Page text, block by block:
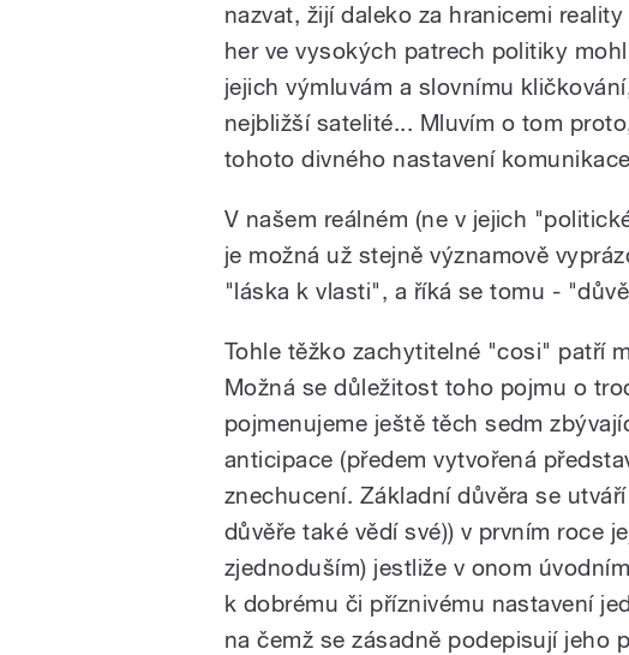
nazvat, žijí daleko za hranicemi
her ve vysokých patrech politiky
jejich výmluvám a slovnímu
nejbližší satelité... Mluvím o tom
tohoto divného nastavení
V našem reálném (ne v jejich
je možná už stejně významově
"láska k vlasti", a říká se tomu -
Tohle těžko zachytitelné "cosi" patří
Možná se důležitost toho pojmu o
pojmenujeme ještě těch sedm
anticipace (předem vytvořená
znechucení. Základní důvěra se
důvěře také vědí své)) v prvním roce
zjednoduším) jestliže v onom
k dobrému či příznivému nastavení
na čemž se zásadně podepisují jeho